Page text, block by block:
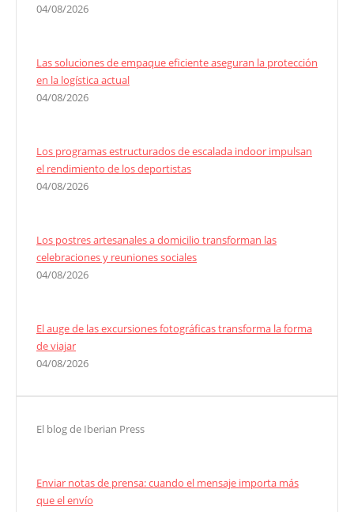
04/08/2026
Las soluciones de empaque eficiente aseguran la protección
en la logística actual
04/08/2026
Los programas estructurados de escalada indoor impulsan
el rendimiento de los deportistas
04/08/2026
Los postres artesanales a domicilio transforman las
celebraciones y reuniones sociales
04/08/2026
El auge de las excursiones fotográficas transforma la forma
de viajar
04/08/2026
El blog de Iberian Press
Enviar notas de prensa: cuando el mensaje importa más
que el envío